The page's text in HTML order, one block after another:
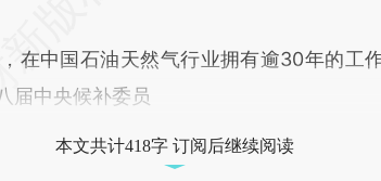
在中国石油天然气行业拥有逾30年的工
届中央候补委员
本文共计418字 订阅后继续阅读